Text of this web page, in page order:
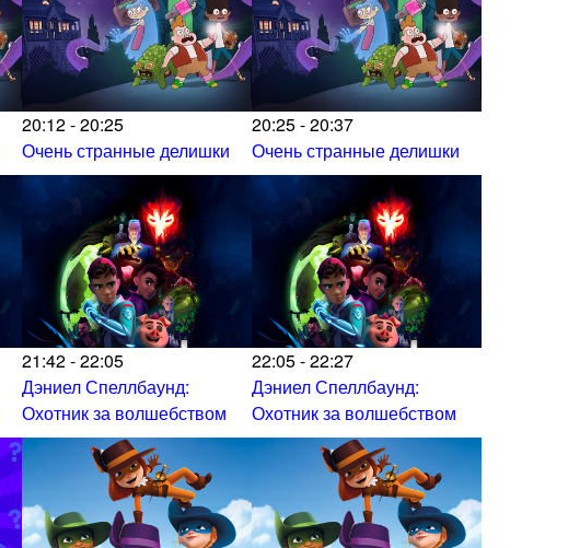
20:12 - 20:25
Очень странные делишки
20:25 - 20:37
Очень странные делишки
21:42 - 22:05
Дэниел Спеллбаунд:
Охотник за волшебством
22:05 - 22:27
Дэниел Спеллбаунд:
Охотник за волшебством